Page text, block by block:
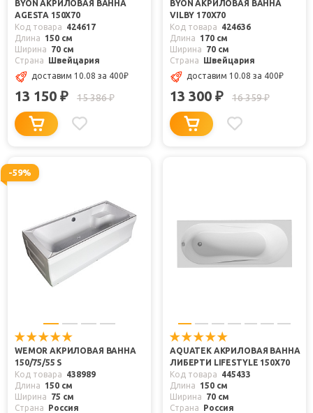
BYON АКРИЛОВАЯ ВАННА
AGESTA 150Х70
Код товара
424617
Длина
150 см
Ширина
70 см
Страна
Швейцария
доставим 10.08 за 400₽
13 150 ₽ 15 386₽
BYON АКРИЛОВАЯ ВАННА
VILBY 170Х70
Код товара
424636
Длина
170 см
Ширина
70 см
Страна
Швейцария
доставим 10.08 за 400₽
13 300 ₽ 16 359₽
-59%
WEMOR АКРИЛОВАЯ ВАННА
150/75/55 S
Код товара
438989
Длина
150 см
Ширина
75 см
Страна
Россия
AQUATEK АКРИЛОВАЯ ВАННА
ЛИБЕРТИ LIFESTYLE 150Х70
Код товара
445433
Длина
150 см
Ширина
70 см
Страна
Россия